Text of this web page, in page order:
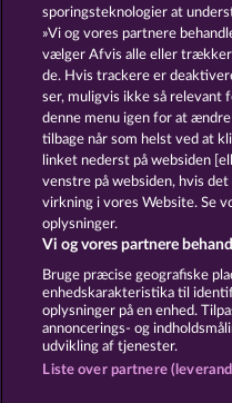
MALLORCA WILDS
Vilkår og
Kontakt
Indsend
sporingsteknologier at
»Vi og vores partnere
vælger Afvis alle eller
de. Hvis trackere er
ser, muligvis ikke så relevant
denne menu igen for at
tilbage når som helst ved at
linket nederst på websiden
venstre på websiden, hvis
virkning i vores Website. Se
oplysninger.
Vi og vores partnere
Bruge præcise geografiske
enhedskarakteristika til
oplysninger på en enhed.
annoncerings- og
udvikling af tjenester.
Liste over partnere